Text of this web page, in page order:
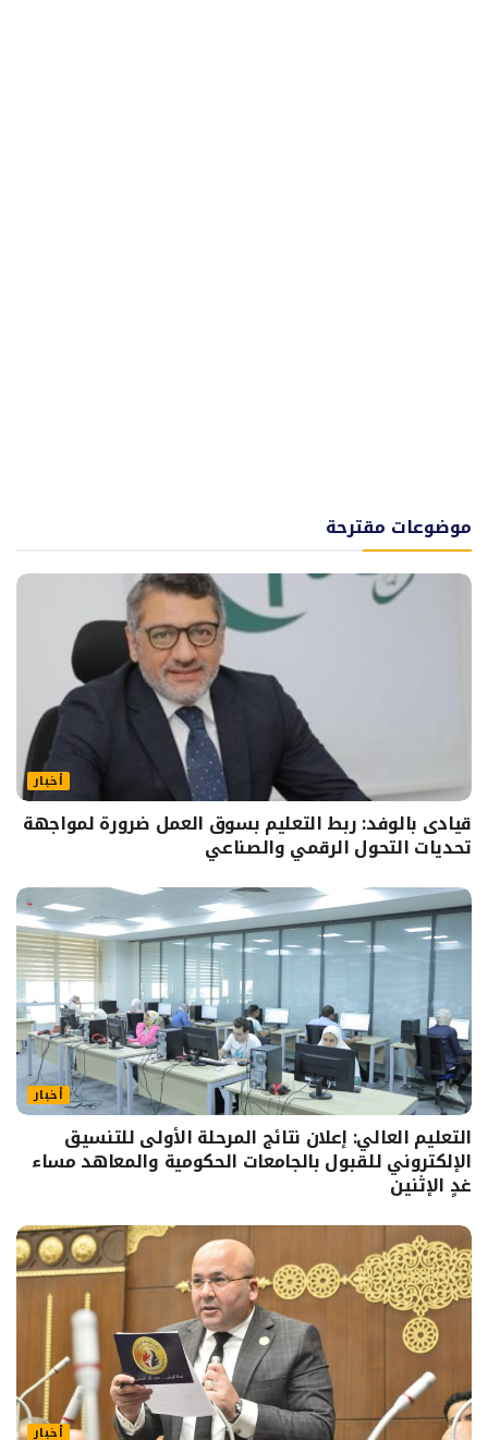
موضوعات مقترحة
أخبار
قيادى بالوفد: ربط التعليم بسوق العمل ضرورة لمواجهة
تحديات التحول الرقمي والصناعي
أخبار
التعليم العالي: إعلان نتائج المرحلة الأولى للتنسيق
الإلكتروني للقبول بالجامعات الحكومية والمعاهد مساء
غدٍ الإثنين
أخبار